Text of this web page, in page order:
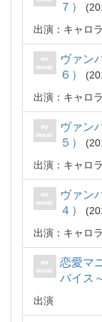
７）
出演：キャロ
ヴァン
６）
出演：キャロ
ヴァン
５）
出演：キャロ
ヴァン
４）
出演：キャロ
恋愛マ
バイス
出演